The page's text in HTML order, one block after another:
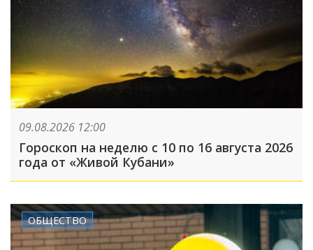
09.08.2026 12:00
Гороскоп на неделю с 10 по 16 августа 2026
года от «Живой Кубани»
ОБЩЕСТВО